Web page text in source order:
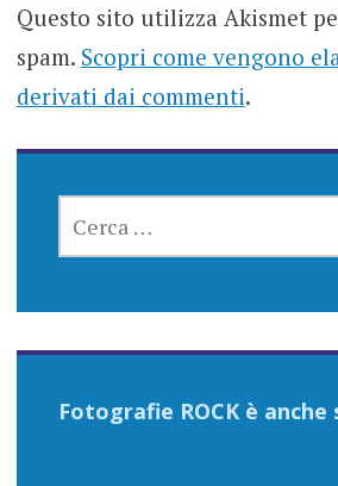
Questo sito utilizza Akismet
spam. Scopri come vengono
derivati dai commenti.
PER:
Fotografie ROCK è anche